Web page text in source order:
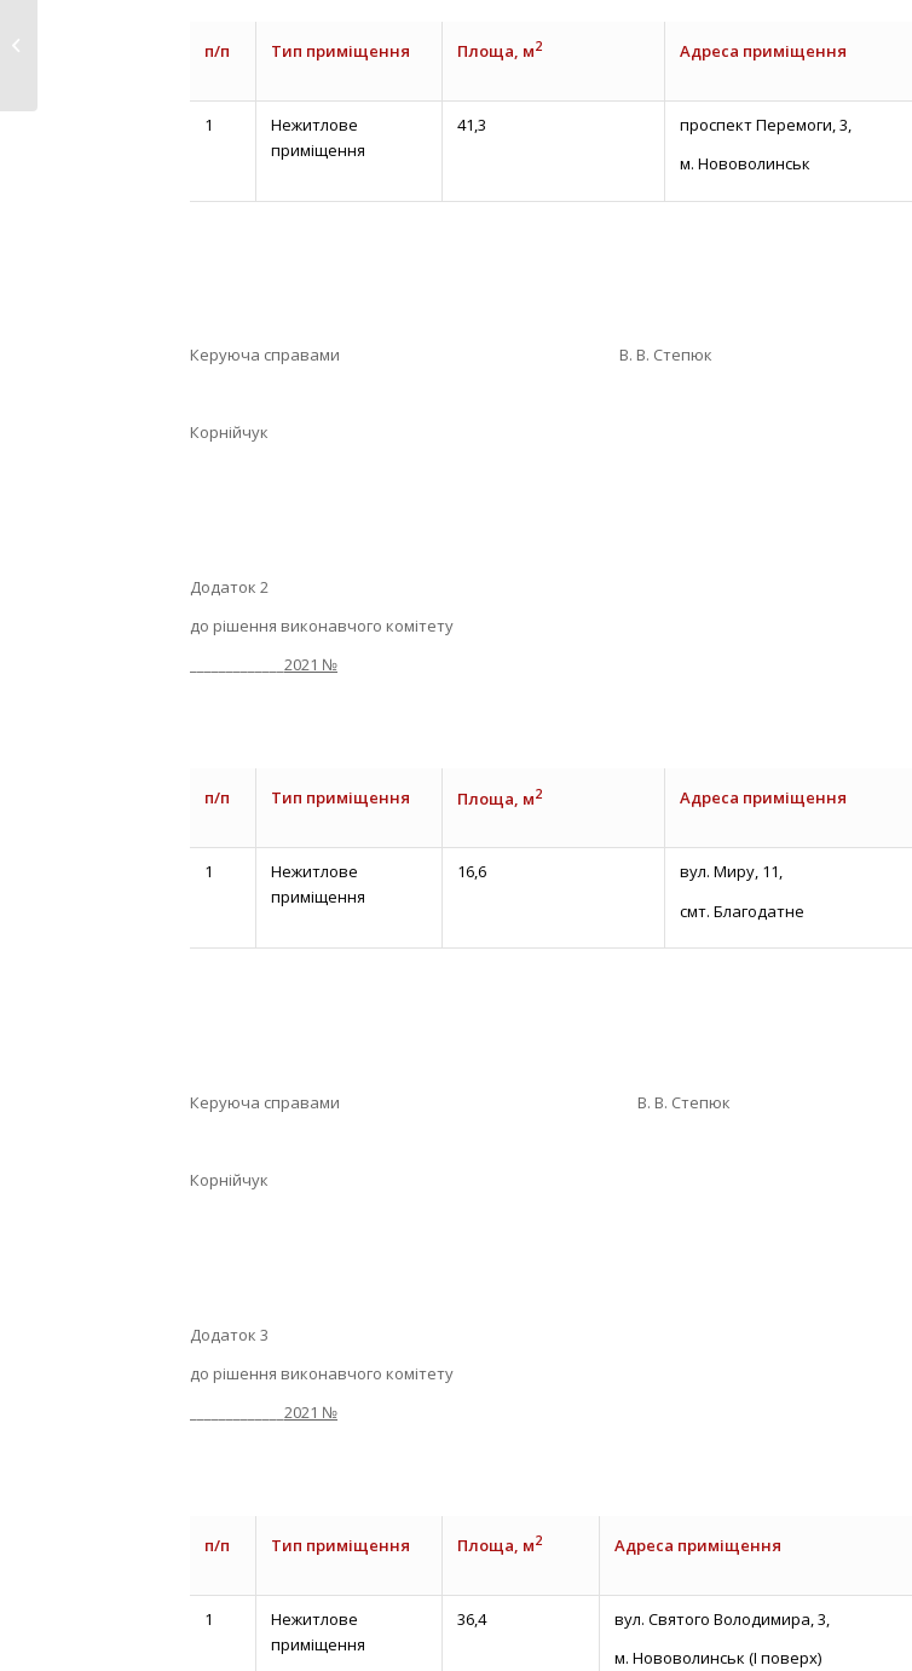
п/п Тип приміщення Площа, м2 Адреса приміщення
1
Нежитлове
приміщення
41,3
проспект Перемоги, 3,
м. Нововолинськ
Керуюча справами В. В. Степюк
Корнійчук
Додаток 2
до рішення виконавчого комітету
2021 №
п/п Тип приміщення Площа, м2 Адреса приміщення
1
Нежитлове
приміщення
16,6
вул. Миру, 11,
смт. Благодатне
Керуюча справами В. В. Степюк
Корнійчук
Додаток 3
до рішення виконавчого комітету
2021 №
п/п Тип приміщення Площа, м2 Адреса приміщення
1
Нежитлове
приміщення
36,4
вул. Святого Володимира, 3,
м. Нововолинськ (І поверх)